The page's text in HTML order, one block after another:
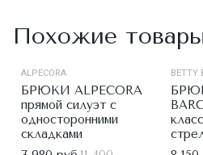
Похожие
ALPECORA
БРЮКИ ALPECORA
прямой силуэт с
односторонними
складками
BETTY